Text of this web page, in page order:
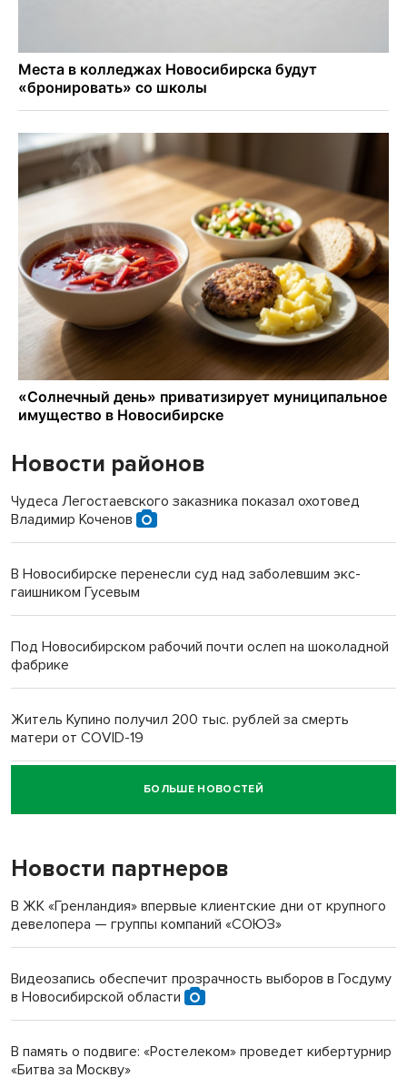
Новости районов
Чудеса Легостаевского заказника показал охотовед
Владимир Коченов
В Новосибирске перенесли суд над заболевшим экс-
гаишником Гусевым
Под Новосибирском рабочий почти ослеп на шоколадной
фабрике
Житель Купино получил 200 тыс. рублей за смерть
матери от COVID-19
Новосибирский суд наказал водителя за смерть
пенсионерки на вокзале
БОЛЬШЕ НОВОСТЕЙ
Новости партнеров
В ЖК «Гренландия» впервые клиентские дни от крупного
девелопера — группы компаний «СОЮЗ»
Видеозапись обеспечит прозрачность выборов в Госдуму
в Новосибирской области
В память о подвиге: «Ростелеком» проведет кибертурнир
«Битва за Москву»